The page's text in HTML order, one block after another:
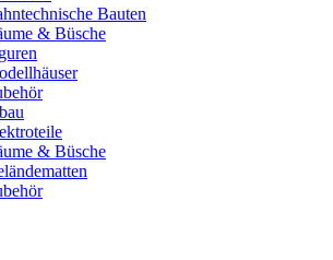
Bauten
& Büsche
& Büsche